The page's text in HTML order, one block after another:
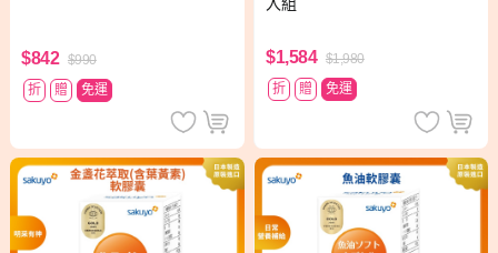
$842 $990
折
贈 免運
$1,584 $1,980
折
贈 免運